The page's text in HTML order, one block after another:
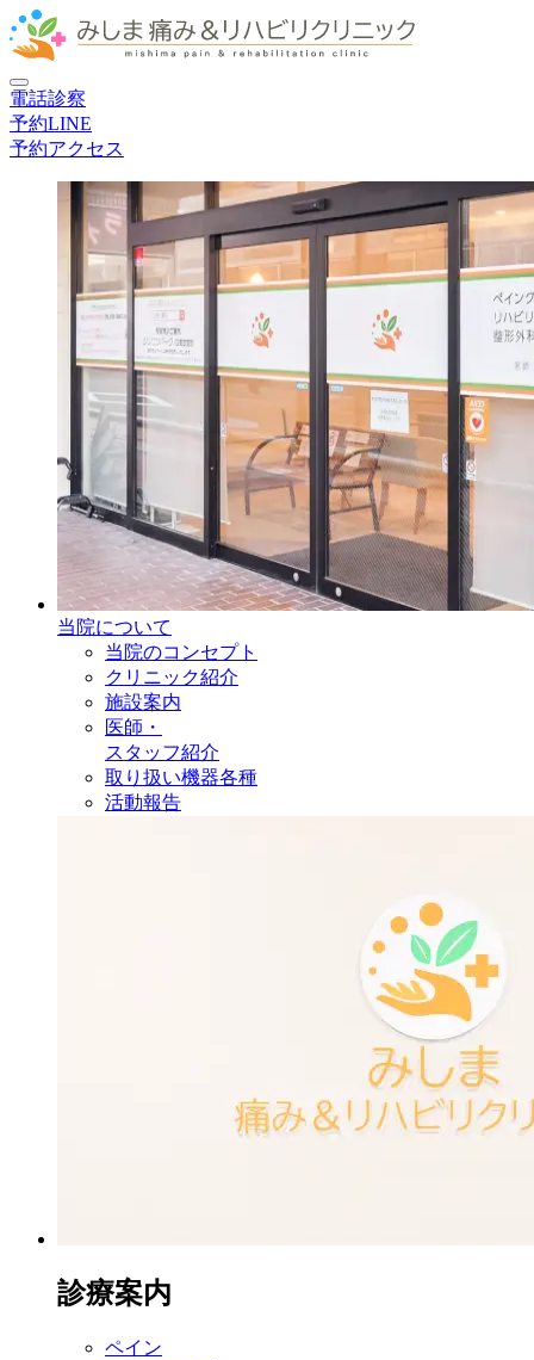
電話診察
予約LINE
予約アクセス
当院について
当院のコンセプト
クリニック紹介
施設案内
医師・
スタッフ紹介
取り扱い機器各種
活動報告
診療案内
ペイン